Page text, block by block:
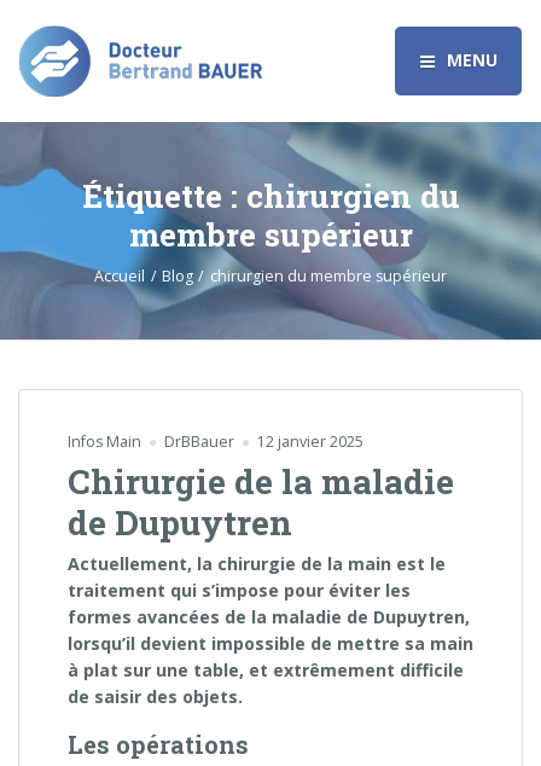
MENU
Étiquette : chirurgien du
membre supérieur
Accueil Blog chirurgien du membre supérieur
Infos Main DrBBauer 12 janvier 2025
Chirurgie de la maladie
de Dupuytren
Actuellement, la chirurgie de la main est le
traitement qui s’impose pour éviter les
formes avancées de la maladie de Dupuytren,
lorsqu’il devient impossible de mettre sa main
à plat sur une table, et extrêmement difficile
de saisir des objets.
Les opérations